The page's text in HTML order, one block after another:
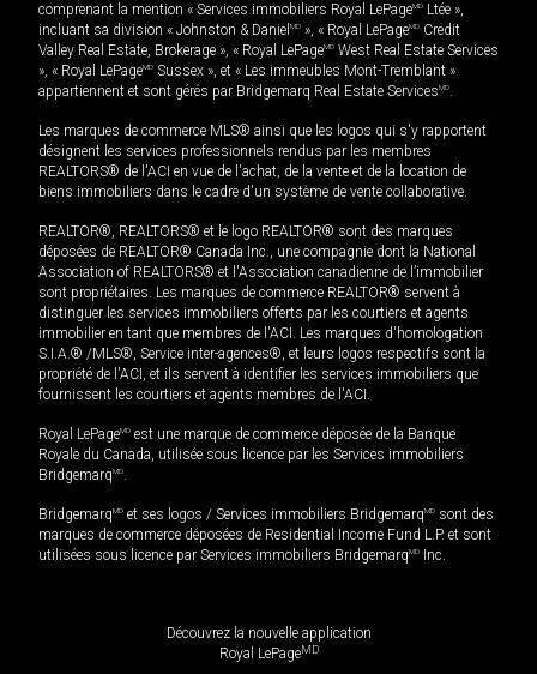
comprenant la mention « Services immobiliers Royal LePageMD Ltée »,
incluant sa division « Johnston & Daniel MD », « Royal LePageMD Credit
Valley Real Estate, Brokerage », « Royal LePageMD West Real Estate Services
», « Royal LePageMD Sussex », et « Les immeubles Mont-Tremblant »
appartiennent et sont gérés par Bridgemarq Real Estate ServicesMD.
Les marques de commerce MLS® ainsi que les logos qui s'y rapportent
désignent les services professionnels rendus par les membres
REALTORS® de l'ACI en vue de l'achat, de la vente et de la location de
biens immobiliers dans le cadre d'un système de vente collaborative.
REALTOR®, REALTORS® et le logo REALTOR® sont des marques
déposées de REALTOR® Canada Inc., une compagnie dont la National
Association of REALTORS® et l'Association canadienne de l’immobilier
sont propriétaires. Les marques de commerce REALTOR® servent à
distinguer les services immobiliers offerts par les courtiers et agents
immobilier en tant que membres de l'ACI. Les marques d'homologation
S.I.A.® /MLS®, Service inter-agences®, et leurs logos respectifs sont la
propriété de l'ACI, et ils servent à identifier les services immobiliers que
fournissent les courtiers et agents membres de l'ACI.
Royal LePageMD est une marque de commerce déposée de la Banque
Royale du Canada, utilisée sous licence par les Services immobiliers
BridgemarqMD.
BridgemarqMD et ses logos / Services immobiliers BridgemarqMD sont des
marques de commerce déposées de Residential Income Fund L.P. et sont
utilisées sous licence par Services immobiliers BridgemarqMD Inc.
Découvrez la nouvelle application
Royal LePageMD